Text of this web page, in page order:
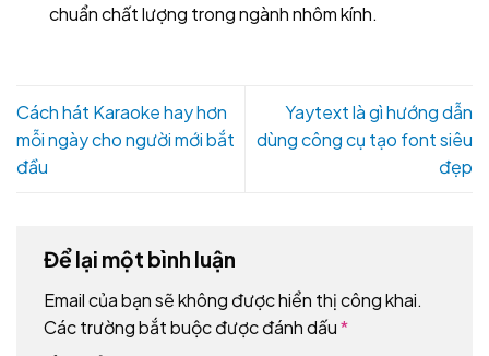
chuẩn chất lượng trong ngành nhôm kính.
Cách hát Karaoke hay hơn
mỗi ngày cho người mới bắt
đầu
Yaytext là gì hướng dẫn
dùng công cụ tạo font siêu
đẹp
Để lại một bình luận
Email của bạn sẽ không được hiển thị công khai.
Các trường bắt buộc được đánh dấu*